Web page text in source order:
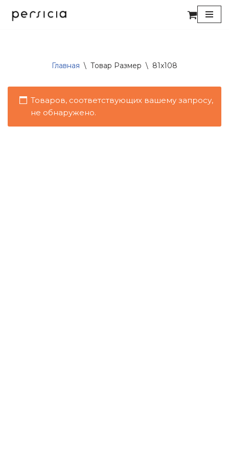
Главная \ Товар Размер \ 81x108
Товаров, соответствующих вашему запросу,
не обнаружено.